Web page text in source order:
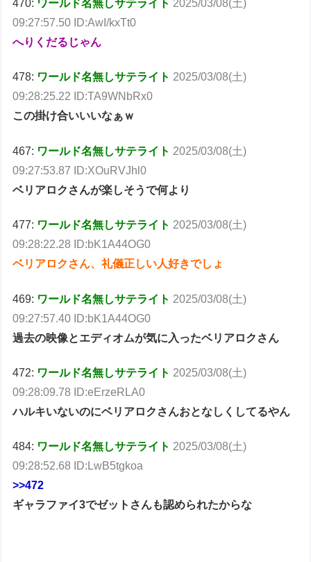
470: ワールド名無しサテライト 2025/03/08(土)
09:27:57.50 ID:AwI/kxTt0
へりくだるじゃん
478: ワールド名無しサテライト 2025/03/08(土)
09:28:25.22 ID:TA9WNbRx0
この掛け合いいいなぁｗ
467: ワールド名無しサテライト 2025/03/08(土)
09:27:53.87 ID:XOuRVJhl0
ベリアロクさんが楽しそうで何より
477: ワールド名無しサテライト 2025/03/08(土)
09:28:22.28 ID:bK1A44OG0
ベリアロクさん、礼儀正しい人好きでしょ
469: ワールド名無しサテライト 2025/03/08(土)
09:27:57.40 ID:bK1A44OG0
過去の映像とエディオムが気に入ったベリアロクさん
472: ワールド名無しサテライト 2025/03/08(土)
09:28:09.78 ID:eErzeRLA0
ハルキいないのにベリアロクさんおとなしくしてるやん
484: ワールド名無しサテライト 2025/03/08(土)
09:28:52.68 ID:LwB5tgkoa
>>472
ギャラファイ3でゼットさんも認められたからな